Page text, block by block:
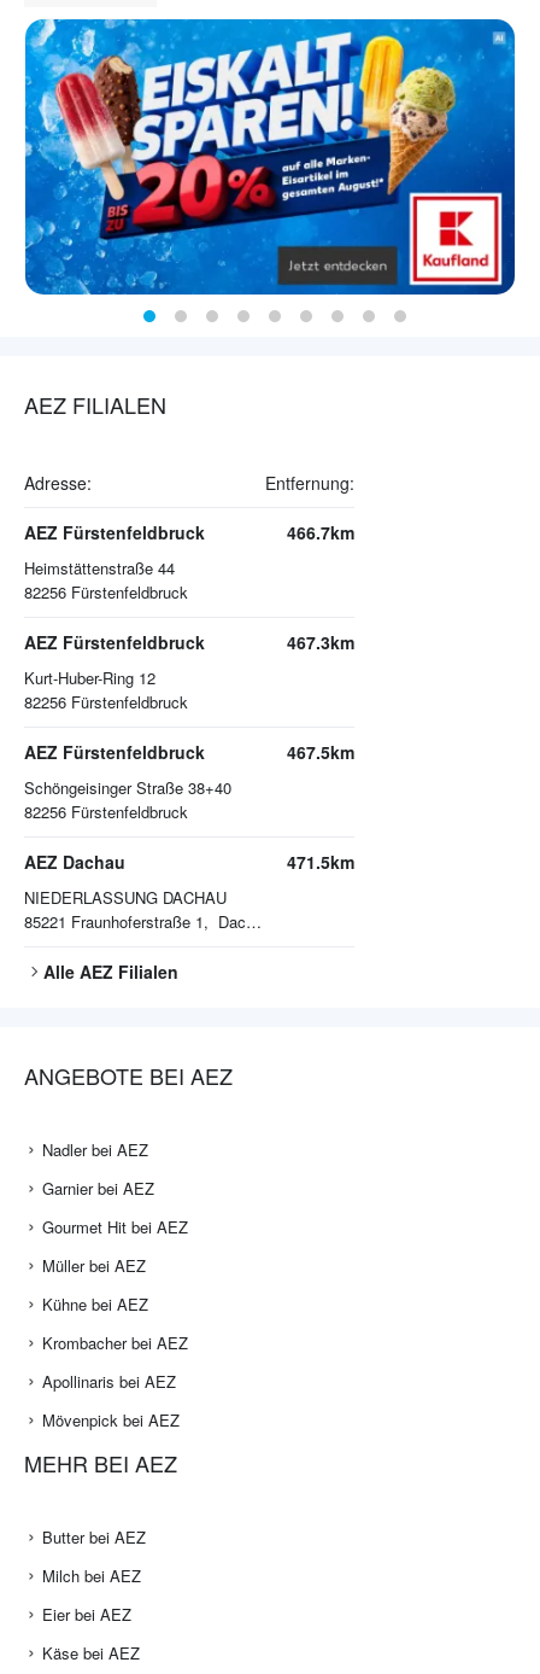
AEZ FILIALEN
Adresse: Entfernung:
AEZ Fürstenfeldbruck
Heimstättenstraße 44
82256 Fürstenfeldbruck
466.7km
AEZ Fürstenfeldbruck
Kurt-Huber-Ring 12
82256 Fürstenfeldbruck
467.3km
AEZ Fürstenfeldbruck
Schöngeisinger Straße 38+40
82256 Fürstenfeldbruck
467.5km
AEZ Dachau
NIEDERLASSUNG DACHAU
85221 Fraunhoferstraße 1, Dachau
471.5km
Alle AEZ Filialen
ANGEBOTE BEI AEZ
Nadler bei AEZ
Garnier bei AEZ
Gourmet Hit bei AEZ
Müller bei AEZ
Kühne bei AEZ
Krombacher bei AEZ
Apollinaris bei AEZ
Mövenpick bei AEZ
MEHR BEI AEZ
Butter bei AEZ
Milch bei AEZ
Eier bei AEZ
Käse bei AEZ